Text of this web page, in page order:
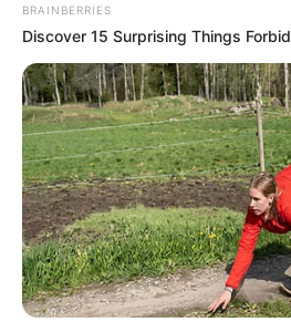
BRAINBERRIES
Discover 15 Surprising Things